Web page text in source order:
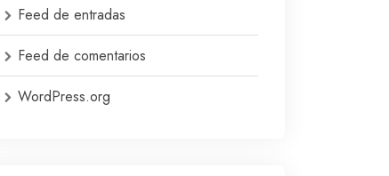
Feed de entradas
Feed de comentarios
WordPress.org